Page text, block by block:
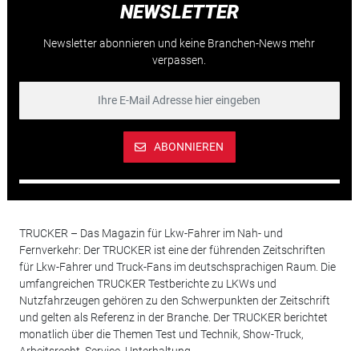
NEWSLETTER
Newsletter abonnieren und keine Branchen-News mehr
verpassen.
ABONNIEREN
TRUCKER – Das Magazin für Lkw-Fahrer im Nah- und
Fernverkehr: Der TRUCKER ist eine der führenden Zeitschriften
für Lkw-Fahrer und Truck-Fans im deutschsprachigen Raum. Die
umfangreichen TRUCKER Testberichte zu LKWs und
Nutzfahrzeugen gehören zu den Schwerpunkten der Zeitschrift
und gelten als Referenz in der Branche. Der TRUCKER berichtet
monatlich über die Themen Test und Technik, Show-Truck,